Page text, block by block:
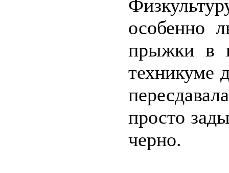
особенно
прыжки в
техникуме
просто
черно.